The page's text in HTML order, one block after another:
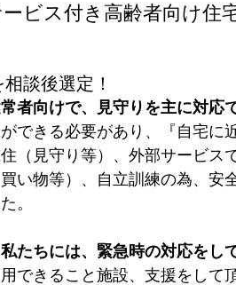
ビス付き高齢者向け住
談後選定！
者向けで、見守りを主に対応
できる必要があり、『自宅に
（見守り等）、外部サービス
買い物等）、自立訓練の為、安
。
たちには、緊急時の対応をし
用できること施設、支援をし